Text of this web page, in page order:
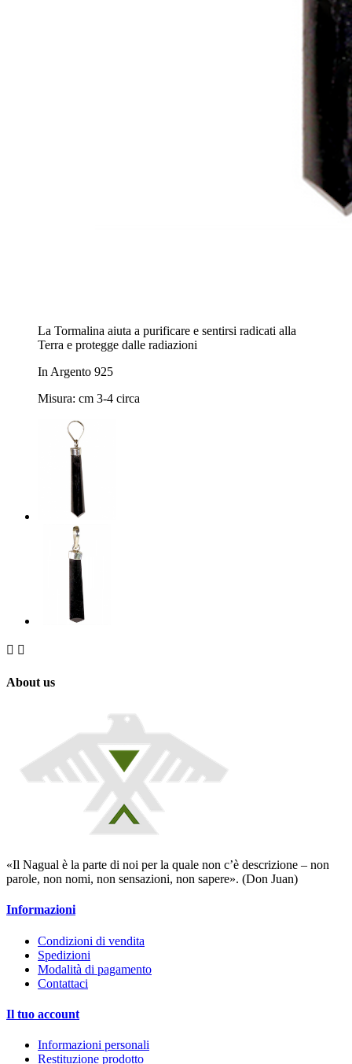
La Tormalina aiuta a purificare e sentirsi radicati alla
Terra e protegge dalle radiazioni
In Argento 925
Misura: cm 3-4 circa
 
About us
«Il Nagual è la parte di noi per la quale non c’è descrizione – non
parole, non nomi, non sensazioni, non sapere». (Don Juan)
Informazioni
Condizioni di vendita
Spedizioni
Modalità di pagamento
Contattaci
Il tuo account
Informazioni personali
Restituzione prodotto